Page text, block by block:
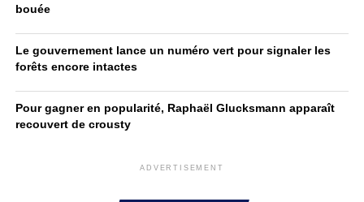
bouée
Le gouvernement lance un numéro vert pour signaler les
forêts encore intactes
Pour gagner en popularité, Raphaël Glucksmann apparaît
recouvert de crousty
ADVERTISEMENT